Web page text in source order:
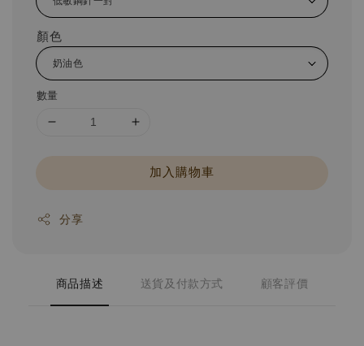
顏色
數量
加入購物車
分享
商品描述 送貨及付款方式 顧客評價